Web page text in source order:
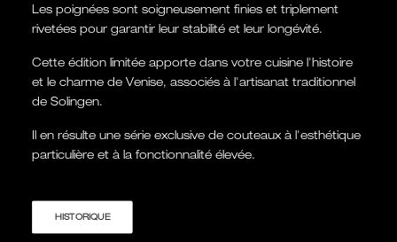
Les poignées sont soigneusement finies et triplement
rivetées pour garantir leur stabilité et leur longévité.
Cette édition limitée apporte dans votre cuisine l'histoire
et le charme de Venise, associés à l'artisanat traditionnel
de Solingen.
Il en résulte une série exclusive de couteaux à l'esthétique
particulière et à la fonctionnalité élevée.
HISTORIQUE